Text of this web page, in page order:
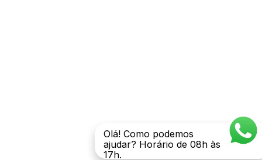
Olá! Como podemos
ajudar? Horário de 08h às
17h.